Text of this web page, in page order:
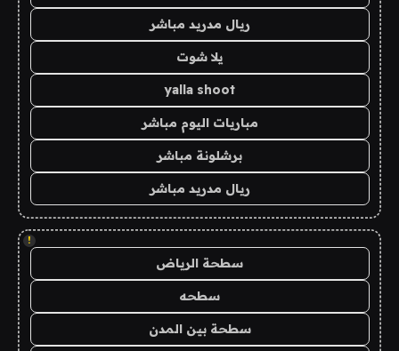
ريال مدريد مباشر
يلا شوت
yalla shoot
مباريات اليوم مباشر
برشلونة مباشر
ريال مدريد مباشر
!
سطحة الرياض
سطحه
سطحة بين المدن